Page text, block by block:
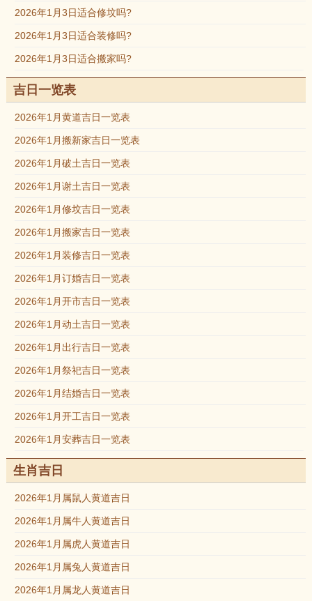
2026年1月3日适合修坟吗?
2026年1月3日适合装修吗?
2026年1月3日适合搬家吗?
吉日一览表
2026年1月黄道吉日一览表
2026年1月搬新家吉日一览表
2026年1月破土吉日一览表
2026年1月谢土吉日一览表
2026年1月修坟吉日一览表
2026年1月搬家吉日一览表
2026年1月装修吉日一览表
2026年1月订婚吉日一览表
2026年1月开市吉日一览表
2026年1月动土吉日一览表
2026年1月出行吉日一览表
2026年1月祭祀吉日一览表
2026年1月结婚吉日一览表
2026年1月开工吉日一览表
2026年1月安葬吉日一览表
生肖吉日
2026年1月属鼠人黄道吉日
2026年1月属牛人黄道吉日
2026年1月属虎人黄道吉日
2026年1月属兔人黄道吉日
2026年1月属龙人黄道吉日